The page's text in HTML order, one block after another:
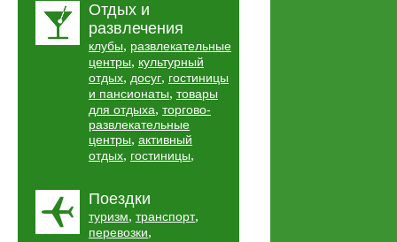
Отдых и
развлечения
клубы, развлекательные
центры, культурный
отдых, досуг, гостиницы
и пансионаты, товары
для отдыха, торгово-
развлекательные
центры, активный
отдых, гостиницы,
Поездки
туризм, транспорт,
перевозки,